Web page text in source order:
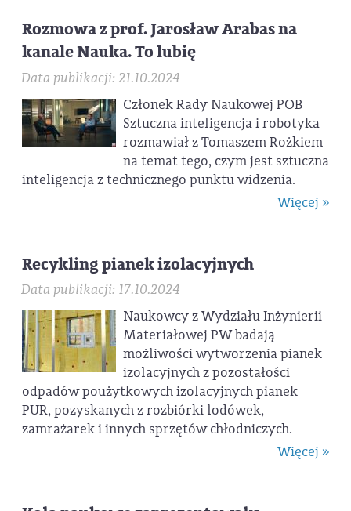
Rozmowa z prof. Jarosław Arabas na
kanale Nauka. To lubię
Data publikacji: 21.10.2024
Członek Rady Naukowej POB
Sztuczna inteligencja i robotyka
rozmawiał z Tomaszem Rożkiem
na temat tego, czym jest sztuczna
inteligencja z technicznego punktu widzenia.
Więcej »
Recykling pianek izolacyjnych
Data publikacji: 17.10.2024
Naukowcy z Wydziału Inżynierii
Materiałowej PW badają
możliwości wytworzenia pianek
izolacyjnych z pozostałości
odpadów poużytkowych izolacyjnych pianek
PUR, pozyskanych z rozbiórki lodówek,
zamrażarek i innych sprzętów chłodniczych.
Więcej »